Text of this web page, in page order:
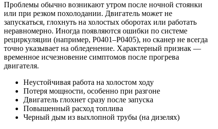
Проблемы обычно возникают утром после ночной стоянки
или при резком похолодании. Двигатель может не
запускаться, глохнуть на холостых оборотах или работать
неравномерно. Иногда появляются ошибки по системе
рециркуляции (например, P0401–P0405), но сканер не всегда
точно указывает на обледенение. Характерный признак —
временное исчезновение симптомов после прогрева
двигателя.
Неустойчивая работа на холостом ходу
Потеря мощности, особенно при разгоне
Двигатель глохнет сразу после запуска
Повышенный расход топлива
Черный дым из выхлопной трубы (на дизелях)